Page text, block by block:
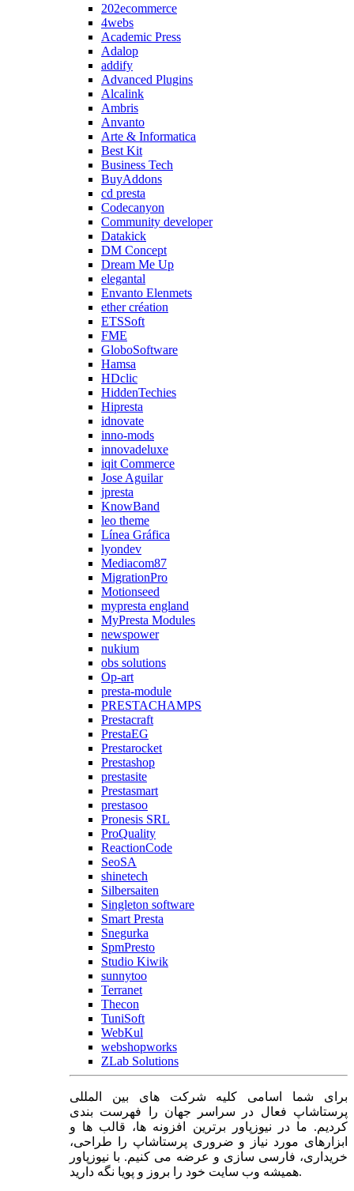
202ecommerce
4webs
Academic Press
Adalop
addify
Advanced Plugins
Alcalink
Ambris
Anvanto
Arte & Informatica
Best Kit
Business Tech
BuyAddons
cd presta
Codecanyon
Community developer
Datakick
DM Concept
Dream Me Up
elegantal
Envanto Elenmets
ether création
ETSSoft
FME
GloboSoftware
Hamsa
HDclic
HiddenTechies
Hipresta
idnovate
inno-mods
innovadeluxe
iqit Commerce
Jose Aguilar
jpresta
KnowBand
leo theme
Línea Gráfica
lyondev
Mediacom87
MigrationPro
Motionseed
mypresta england
MyPresta Modules
newspower
nukium
obs solutions
Op-art
presta-module
PRESTACHAMPS
Prestacraft
PrestaEG
Prestarocket
Prestashop
prestasite
Prestasmart
prestasoo
Pronesis SRL
ProQuality
ReactionCode
SeoSA
shinetech
Silbersaiten
Singleton software
Smart Presta
Snegurka
SpmPresto
Studio Kiwik
sunnytoo
Terranet
Thecon
TuniSoft
WebKul
webshopworks
ZLab Solutions
برای شما اسامی کلیه شرکت های بین المللی
پرستاشاپ فعال در سراسر جهان را فهرست بندی
کردیم. ما در نیوزپاور برترین افزونه ها، قالب ها و
ابزارهای مورد نیاز و ضروری پرستاشاپ را طراحی،
خریداری، فارسی سازی و عرضه می کنیم. با نیوزپاور
همیشه وب سایت خود را بروز و پویا نگه دارید.